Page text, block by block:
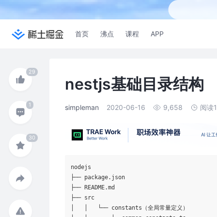
首页 沸点 课程 APP
nestjs基础目录结构
simpleman 2020-06-16 9,658 阅读
nodejs
├── package.json
├── README.md
├── src
│   │   └── constants（全局常量定义）